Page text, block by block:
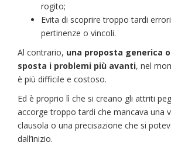
rogito;
Evita di scoprire troppo tardi
pertinenze o vincoli.
Al contrario, una proposta generica
sposta i problemi più avanti, nel
è più difficile e costoso.
Ed è proprio lì che si creano gli attriti
accorge troppo tardi che mancava una
clausola o una precisazione che si
dall’inizio.